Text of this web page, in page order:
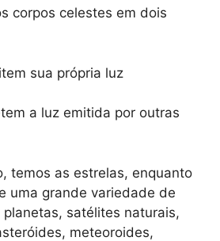
corpos celestes em dois
sua própria luz
a luz emitida por outras
temos as estrelas, enquanto
uma grande variedade de
planetas, satélites naturais,
meteoroides,